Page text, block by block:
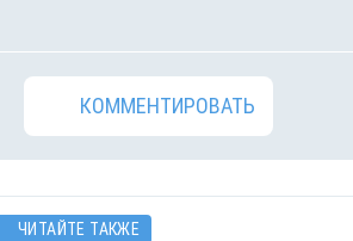
КОММЕНТИРОВАТЬ
ЧИТАЙТЕ ТАКЖЕ